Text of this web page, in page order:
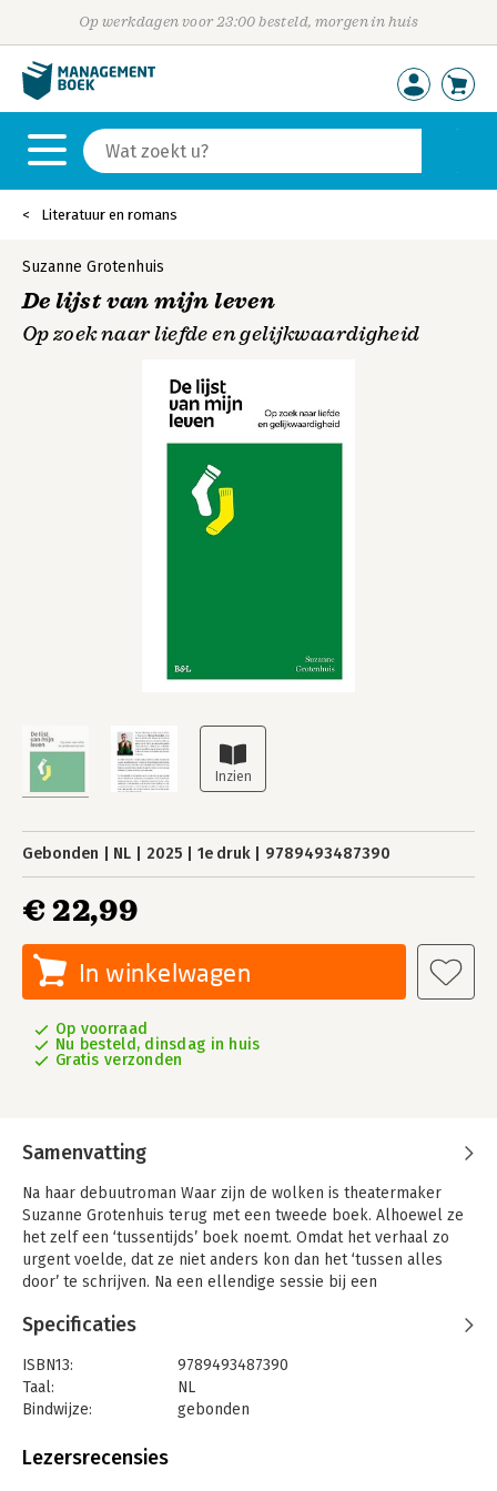
Op werkdagen voor 23:00 besteld, morgen in huis
Literatuur en romans
Suzanne Grotenhuis
De lijst van mijn leven
Op zoek naar liefde en gelijkwaardigheid
Gebonden NL 2025 1e druk 9789493487390
€ 22,99
In winkelwagen
Op voorraad
Nu besteld, dinsdag in huis
Gratis verzonden
Samenvatting
Na haar debuutroman Waar zijn de wolken is theatermaker
Suzanne Grotenhuis terug met een tweede boek. Alhoewel ze
het zelf een ‘tussentijds’ boek noemt. Omdat het verhaal zo
urgent voelde, dat ze niet anders kon dan het ‘tussen alles
door’ te schrijven. Na een ellendige sessie bij een
het heft in eigen handen te nemen. Ze begint een Excel-lijst te
eigenlijk functioneert, en komt tot de ontdekking dat alles
hopeloos uit balans geraakt is. Hoe zijn ze hier
terechtgekomen? Waarom is ze er zo blind voor geweest? En
Grotenhuis op zoek naar antwoorden op die vragen.
Specificaties
ISBN13:
9789493487390
Taal:
NL
Bindwijze:
gebonden
Uitgever:
Lezersrecensies